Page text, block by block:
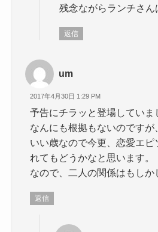
残念ながらランチさん
返信
um
2017年4月30日 1:29 PM
予告にチラッと登場していま
なんにも根拠もないのですが
いい歳なので今更、恋愛エピ
れてもどうかなと思います。
なので、二人の関係はもしか
返信